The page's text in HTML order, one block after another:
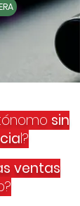
sin
l?
ventas